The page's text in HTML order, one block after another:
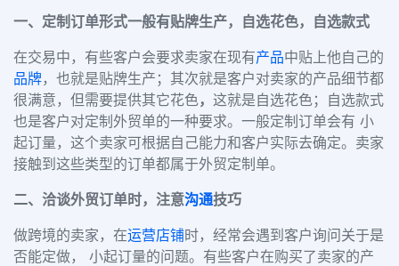
一、定制订单形式一般有贴牌生产，自选花色，自选款式
在交易中，有些客户会要求卖家在现有产品中贴上他自己的
品牌，也就是贴牌生产； 其次就是客户对卖家的产品细节都
很满意，但需要提供其它花色， 这就是自选花色；自选款式
也是客户对定制外贸单的一种要求。 一般定制订单会有 小
起订量，这个卖家可根据自己能力和客户实际去确定。卖家
接触到这些类型的订单都属于外贸定制单。
二、洽谈外贸订单时，注意沟通技巧
做跨境的卖家，在运营店铺时，经常会遇到客户询问关于是
否能定做， 小起订量的问题。有些客户在购买了卖家的产